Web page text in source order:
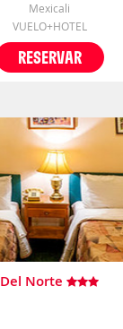
Mexicali
VUELO+HOTEL
RESERVAR
Del Norte